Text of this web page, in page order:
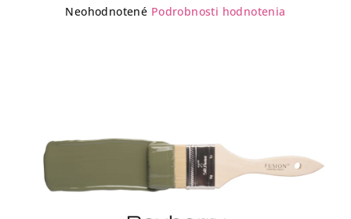
Priemerné
Neohodnotené Podrobnosti hodnotenia